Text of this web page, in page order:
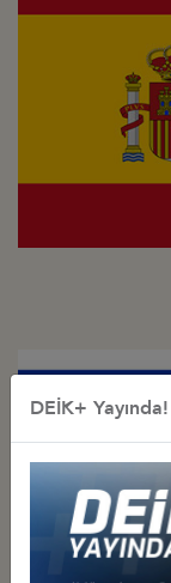
DEİK+ Yayında!